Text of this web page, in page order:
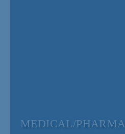
MEDICAL/PHARMA